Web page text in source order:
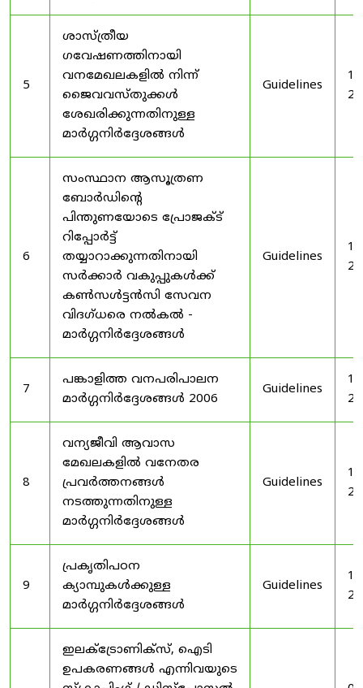
5
ശാസ്ത്രീയ
ഗവേഷണത്തിനായി
വനമേഖലകളിൽ നിന്ന്
ജൈവവസ്തുക്കൾ
ശേഖരിക്കുന്നതിനുള്ള
മാർഗ്ഗനിർദ്ദേശങ്ങൾ
Guidelines
6
സംസ്ഥാന ആസൂത്രണ
ബോർഡിൻ്റെ
പിന്തുണയോടെ പ്രോജക്ട്
റിപ്പോർട്ട്
തയ്യാറാക്കുന്നതിനായി
സർക്കാർ വകുപ്പുകൾക്ക്
കൺസൾട്ടൻസി സേവന
വിദഗ്ധരെ നൽകൽ -
മാർഗ്ഗനിർദ്ദേശങ്ങൾ
Guidelines
7
പങ്കാളിത്ത വനപരിപാലന
മാർഗ്ഗനിർദ്ദേശങ്ങൾ 2006
Guidelines
8
വന്യജീവി ആവാസ
മേഖലകളിൽ വനേതര
പ്രവർത്തനങ്ങൾ
നടത്തുന്നതിനുള്ള
മാർഗ്ഗനിർദ്ദേശങ്ങൾ
Guidelines
9
പ്രകൃതിപഠന
ക്യാമ്പുകൾക്കുള്ള
മാർഗ്ഗനിർദ്ദേശങ്ങൾ
Guidelines
ഇലക്‌ട്രോണിക്‌സ്, ഐടി
ഉപകരണങ്ങൾ എന്നിവയുടെ